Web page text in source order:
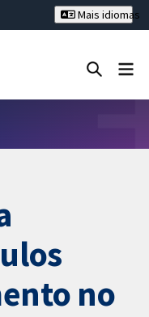
Mais idiomas
no